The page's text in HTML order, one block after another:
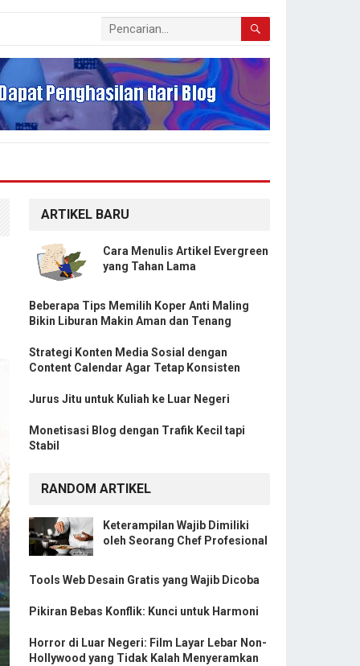
ARTIKEL BARU
Cara Menulis Artikel Evergreen
yang Tahan Lama
Beberapa Tips Memilih Koper Anti Maling
Bikin Liburan Makin Aman dan Tenang
Strategi Konten Media Sosial dengan
Content Calendar Agar Tetap Konsisten
Jurus Jitu untuk Kuliah ke Luar Negeri
Monetisasi Blog dengan Trafik Kecil tapi
Stabil
RANDOM ARTIKEL
Keterampilan Wajib Dimiliki
oleh Seorang Chef Profesional
Tools Web Desain Gratis yang Wajib Dicoba
Pikiran Bebas Konflik: Kunci untuk Harmoni
Horror di Luar Negeri: Film Layar Lebar Non-
Hollywood yang Tidak Kalah Menyeramkan